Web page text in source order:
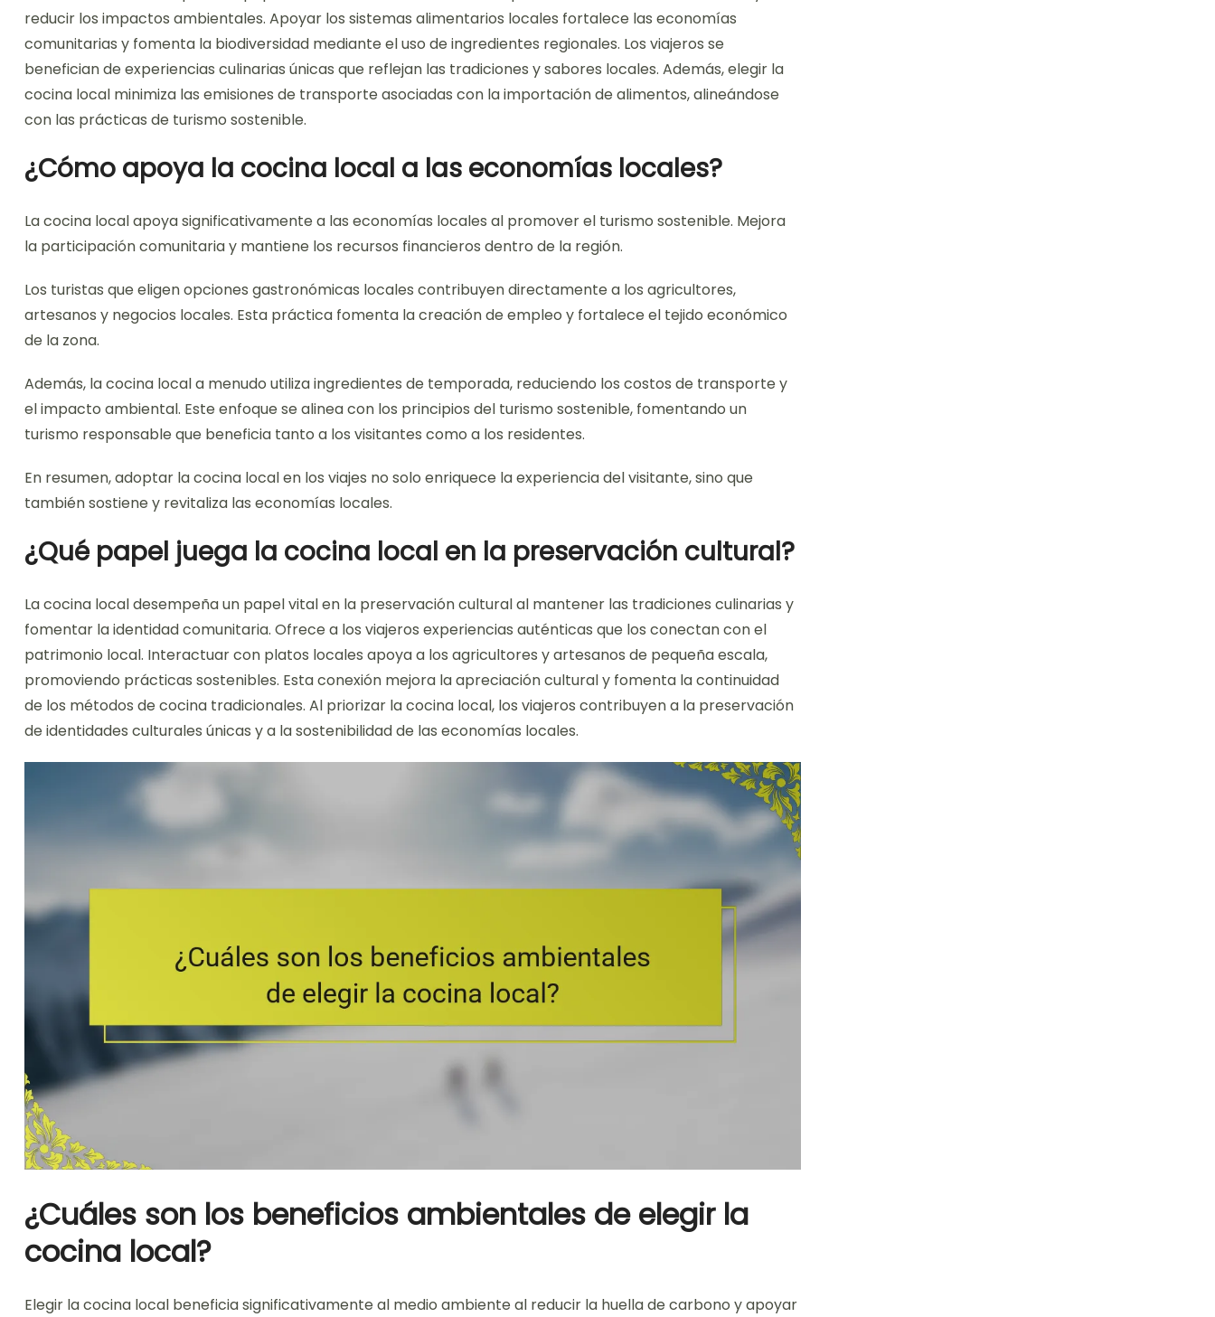
reducir los impactos ambientales. Apoyar los sistemas alimentarios locales fortalece las economías
comunitarias y fomenta la biodiversidad mediante el uso de ingredientes regionales. Los viajeros se
benefician de experiencias culinarias únicas que reflejan las tradiciones y sabores locales. Además, elegir la
cocina local minimiza las emisiones de transporte asociadas con la importación de alimentos, alineándose
con las prácticas de turismo sostenible.
¿Cómo apoya la cocina local a las economías locales?
La cocina local apoya significativamente a las economías locales al promover el turismo sostenible. Mejora
la participación comunitaria y mantiene los recursos financieros dentro de la región.
Los turistas que eligen opciones gastronómicas locales contribuyen directamente a los agricultores,
artesanos y negocios locales. Esta práctica fomenta la creación de empleo y fortalece el tejido económico
de la zona.
Además, la cocina local a menudo utiliza ingredientes de temporada, reduciendo los costos de transporte y
el impacto ambiental. Este enfoque se alinea con los principios del turismo sostenible, fomentando un
turismo responsable que beneficia tanto a los visitantes como a los residentes.
En resumen, adoptar la cocina local en los viajes no solo enriquece la experiencia del visitante, sino que
también sostiene y revitaliza las economías locales.
¿Qué papel juega la cocina local en la preservación cultural?
La cocina local desempeña un papel vital en la preservación cultural al mantener las tradiciones culinarias y
fomentar la identidad comunitaria. Ofrece a los viajeros experiencias auténticas que los conectan con el
patrimonio local. Interactuar con platos locales apoya a los agricultores y artesanos de pequeña escala,
promoviendo prácticas sostenibles. Esta conexión mejora la apreciación cultural y fomenta la continuidad
de los métodos de cocina tradicionales. Al priorizar la cocina local, los viajeros contribuyen a la preservación
de identidades culturales únicas y a la sostenibilidad de las economías locales.
¿Cuáles son los beneficios ambientales de elegir la
cocina local?
Elegir la cocina local beneficia significativamente al medio ambiente al reducir la huella de carbono y apoyar